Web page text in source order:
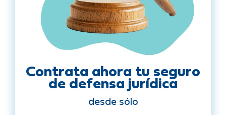
Contrata ahora tu seguro
de defensa jurídica
desde sólo